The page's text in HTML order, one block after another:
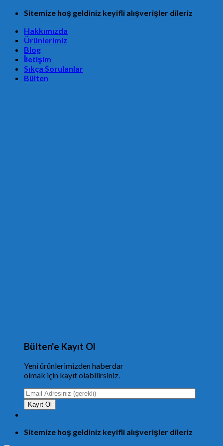
Skip
content
Sitemize hoş geldiniz keyifli alışverişler dileriz
Hakkımızda
Ürünlerimiz
Blog
İletişim
Sıkça Sorulanlar
Bülten
Bülten'e Kayıt Ol
Yeni ürünlerimizden haberdar
olmak için kayıt olabilirsiniz.
Sitemize hoş geldiniz keyifli alışverişler dileriz